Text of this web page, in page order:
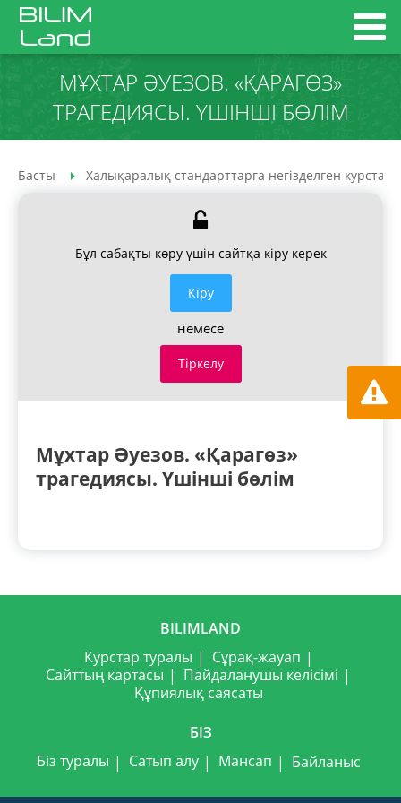
МҰХТАР ӘУЕЗОВ. «ҚАРАГӨЗ»
ТРАГЕДИЯСЫ. ҮШІНШІ БӨЛІМ
Басты Халықаралық стандарттарға негізделген курстар
Бұл сабақты көру үшін сайтқа кіру керек
Кiру
немесе
Тіркелу
Мұхтар Әуезов. «Қарагөз»
трагедиясы. Үшінші бөлім
BILIMLAND
Курстар туралы
Сұрақ-жауап
Сайттың картасы
Пайдаланушы келісімі
Құпиялық саясаты
БІЗ
Біз туралы
Сатып алу Мансап Байланыс